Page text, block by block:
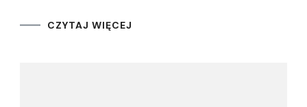
CZYTAJ WIĘCEJ